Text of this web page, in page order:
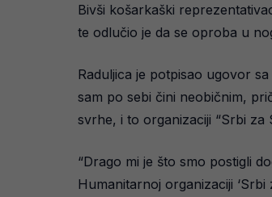
Bivši košarkaški
te odlučio je da se oproba u
Raduljica je potpisao ugovor
sam po sebi čini neobičnim,
svrhe, i to organizaciji “Srbi za
“Drago mi je što smo postigli
Humanitarnoj organizaciji